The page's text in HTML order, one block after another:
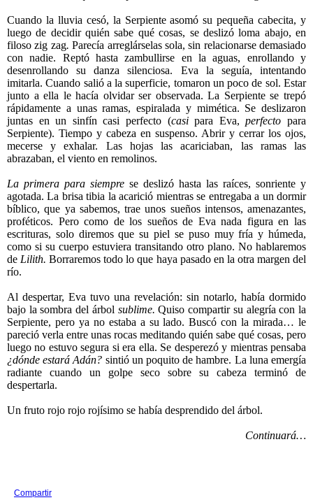
Cuando la lluvia cesó, la Serpiente asomó su pequeña cabecita, y
luego de decidir quién sabe qué cosas, se deslizó loma abajo, en
filoso zig zag. Parecía arreglárselas sola, sin relacionarse demasiado
con nadie. Reptó hasta zambullirse en la aguas, enrollando y
desenrollando su danza silenciosa. Eva la seguía, intentando
imitarla. Cuando salió a la superficie, tomaron un poco de sol. Estar
junto a ella le hacía olvidar ser observada. La Serpiente se trepó
rápidamente a unas ramas, espiralada y mimética. Se deslizaron
juntas en un sinfín casi perfecto (casipara Eva,perfecto para
Serpiente). Tiempo y cabeza en suspenso. Abrir y cerrar los ojos,
mecerse y exhalar. Las hojas las acariciaban, las ramas las
abrazaban, el viento en remolinos.
La primera para siempre se deslizó hasta las raíces, sonriente y
agotada. La brisa tibia la acarició mientras se entregaba a un dormir
bíblico, que ya sabemos, trae unos sueños intensos, amenazantes,
proféticos. Pero como de los sueños de Eva nada figura en las
escrituras, solo diremos que su piel se puso muy fría y húmeda,
como si su cuerpo estuviera transitando otro plano. No hablaremos
deLilith.Borraremos todo lo que haya pasado en la otra margen del
río.
Al despertar, Eva tuvo una revelación: sin notarlo, había dormido
bajo la sombra del árbol sublime.Quiso compartir su alegría con la
Serpiente, pero ya no estaba a su lado. Buscó con la mirada… le
pareció verla entre unas rocas meditando quién sabe qué cosas, pero
luego no estuvo segura si era ella. Se desperezó y mientras pensaba
¿dónde estará Adán? sintió un poquito de hambre. La luna emergía
radiante cuando un golpe seco sobre su cabeza terminó de
despertarla.
Un fruto rojo rojo rojísimo se había desprendido del árbol.
Continuará…
Compartir